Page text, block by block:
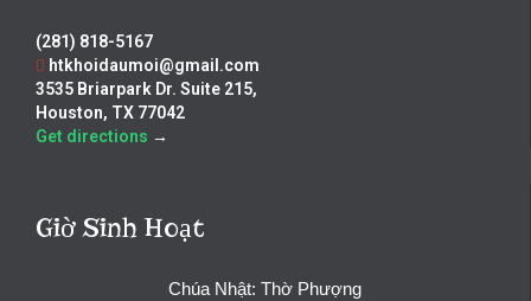
(281) 818-5167
htkhoidaumoi@gmail.com
3535 Briarpark Dr. Suite 215,
Houston, TX 77042
Get directions →
Giờ Sinh Hoạt
Chúa Nhật: Thờ Phượng